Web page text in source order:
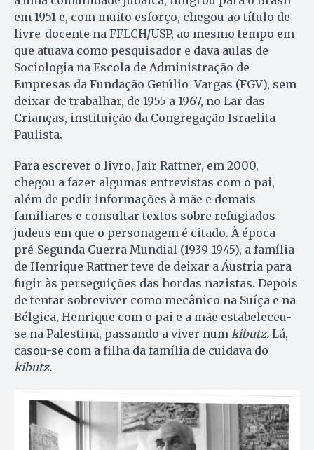
em 1951 e, com muito esforço, chegou ao título de
livre-docente na FFLCH/USP, ao mesmo tempo em
que atuava como pesquisador e dava aulas de
Sociologia na Escola de Administração de
Empresas da Fundação Getúlio Vargas (FGV), sem
deixar de trabalhar, de 1955 a 1967, no Lar das
Crianças, instituição da Congregação Israelita
Paulista.
Para escrever o livro, Jair Rattner, em 2000,
chegou a fazer algumas entrevistas com o pai,
além de pedir informações à mãe e demais
familiares e consultar textos sobre refugiados
judeus em que o personagem é citado. À época
pré-Segunda Guerra Mundial (1939-1945), a família
de Henrique Rattner teve de deixar a Áustria para
fugir às perseguições das hordas nazistas. Depois
de tentar sobreviver como mecânico na Suíça e na
Bélgica, Henrique com o pai e a mãe estabeleceu-
se na Palestina, passando a viver num kibutz. Lá,
casou-se com a filha da família de cuidava do
kibutz.